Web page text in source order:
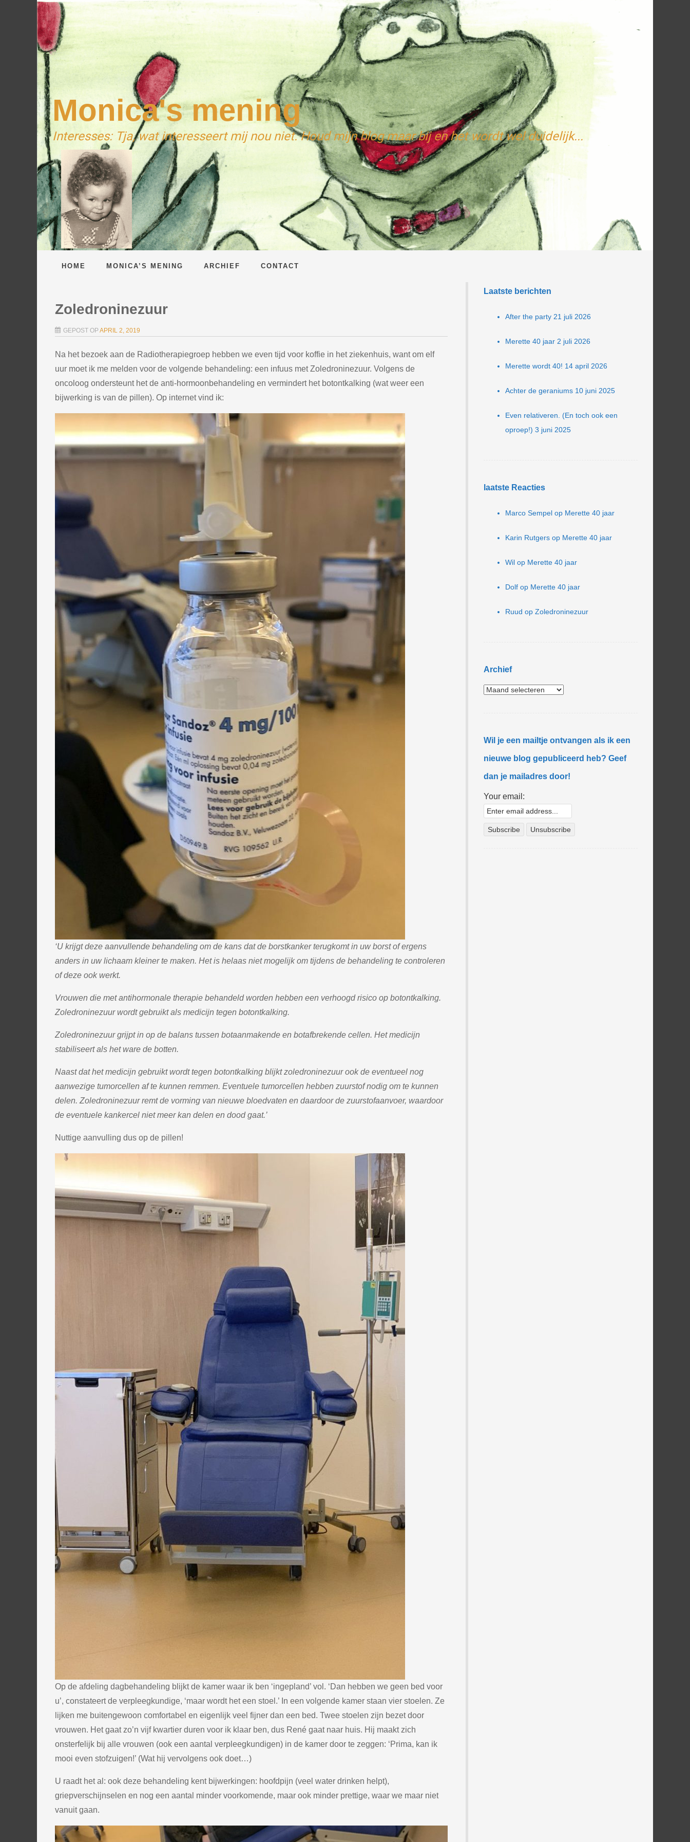
Monica's mening
Interesses: Tja, wat interesseert mij nou niet. Houd mijn blog maar bij en het wordt wel duidelijk...
HOME MONICA’S MENING ARCHIEF CONTACT
Zoledroninezuur
GEPOST OP APRIL 2, 2019
Na het bezoek aan de Radiotherapiegroep hebben we even tijd voor koffie in het ziekenhuis, want om elf
uur moet ik me melden voor de volgende behandeling: een infuus met Zoledroninezuur. Volgens de
oncoloog ondersteunt het de anti-hormoonbehandeling en vermindert het botontkalking (wat weer een
bijwerking is van de pillen). Op internet vind ik:
‘U krijgt deze aanvullende behandeling om de kans dat de borstkanker terugkomt in uw borst of ergens
anders in uw lichaam kleiner te maken. Het is helaas niet mogelijk om tijdens de behandeling te controleren
of deze ook werkt.
Vrouwen die met antihormonale therapie behandeld worden hebben een verhoogd risico op botontkalking.
Zoledroninezuur wordt gebruikt als medicijn tegen botontkalking.
Zoledroninezuur grijpt in op de balans tussen botaanmakende en botafbrekende cellen. Het medicijn
stabiliseert als het ware de botten.
Naast dat het medicijn gebruikt wordt tegen botontkalking blijkt zoledroninezuur ook de eventueel nog
aanwezige tumorcellen af te kunnen remmen. Eventuele tumorcellen hebben zuurstof nodig om te kunnen
delen. Zoledroninezuur remt de vorming van nieuwe bloedvaten en daardoor de zuurstofaanvoer, waardoor
de eventuele kankercel niet meer kan delen en dood gaat.’
Nuttige aanvulling dus op de pillen!
Op de afdeling dagbehandeling blijkt de kamer waar ik ben ‘ingepland’ vol. ‘Dan hebben we geen bed voor
u’, constateert de verpleegkundige, ‘maar wordt het een stoel.’ In een volgende kamer staan vier stoelen. Ze
lijken me buitengewoon comfortabel en eigenlijk veel fijner dan een bed. Twee stoelen zijn bezet door
vrouwen. Het gaat zo’n vijf kwartier duren voor ik klaar ben, dus René gaat naar huis. Hij maakt zich
onsterfelijk bij alle vrouwen (ook een aantal verpleegkundigen) in de kamer door te zeggen: ‘Prima, kan ik
mooi even stofzuigen!’ (Wat hij vervolgens ook doet…)
U raadt het al: ook deze behandeling kent bijwerkingen: hoofdpijn (veel water drinken helpt),
griepverschijnselen en nog een aantal minder voorkomende, maar ook minder prettige, waar we maar niet
vanuit gaan.
Laatste berichten
After the party 21 juli 2026
Merette 40 jaar 2 juli 2026
Merette wordt 40! 14 april 2026
Achter de geraniums 10 juni 2025
Even relativeren. (En toch ook een
oproep!) 3 juni 2025
laatste Reacties
Marco Sempel op Merette 40 jaar
Karin Rutgers op Merette 40 jaar
Wil op Merette 40 jaar
Dolf op Merette 40 jaar
Ruud op Zoledroninezuur
Archief
Wil je een mailtje ontvangen als ik een
nieuwe blog gepubliceerd heb? Geef
dan je mailadres door!
Your email: